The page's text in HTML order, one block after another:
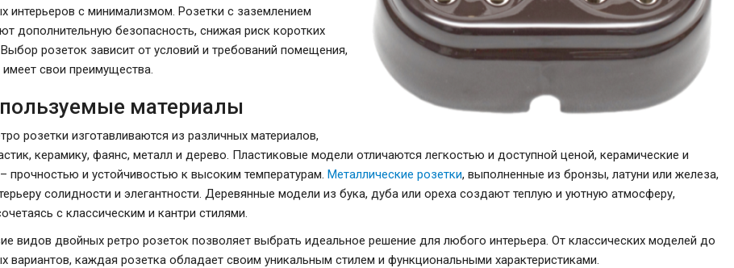
интерьеров с минимализмом. Розетки с заземлением
дополнительную безопасность, снижая риск коротких
розеток зависит от условий и требований помещения,
свои преимущества.
материалы
розетки изготавливаются из различных материалов,
керамику, фаянс, металл и дерево. Пластиковые модели отличаются легкостью и доступной ценой, керамические и
прочностью и устойчивостью к высоким температурам. Металлические розетки, выполненные из бронзы, латуни или железа,
солидности и элегантности. Деревянные модели из бука, дуба или ореха создают теплую и уютную атмосферу,
с классическим и кантри стилями.
видов двойных ретро розеток позволяет выбрать идеальное решение для любого интерьера. От классических моделей до
вариантов, каждая розетка обладает своим уникальным стилем и функциональными характеристиками.